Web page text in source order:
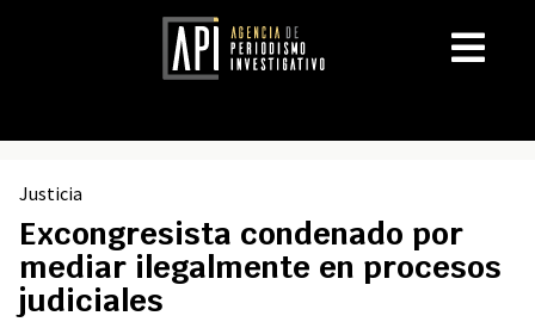
Justicia
Excongresista condenado por
mediar ilegalmente en procesos
judiciales